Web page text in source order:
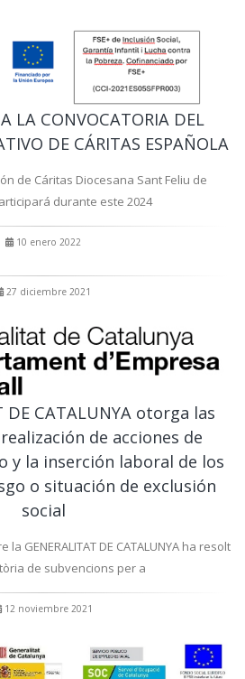
LA CONVOCATORIA DEL
DE CÁRITAS ESPAÑOLA
de Cáritas Diocesana Sant Feliu de
durante este 2024
10 enero 2022
27 diciembre 2021
DE CATALUNYA otorga las
de acciones de
y la inserción laboral de los
o situación de exclusión
social
GENERALITAT DE CATALUNYA ha resolt
de subvencions per a
12 noviembre 2021